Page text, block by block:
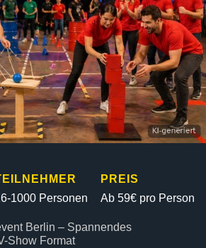
1000 Personen
PREIS
Ab 59€ pro Person
Berlin – Spannendes
Show Format